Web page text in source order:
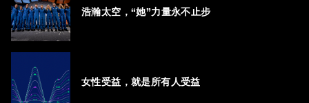
浩瀚太空，“她”力量永不止步
女性受益，就是所有人受益